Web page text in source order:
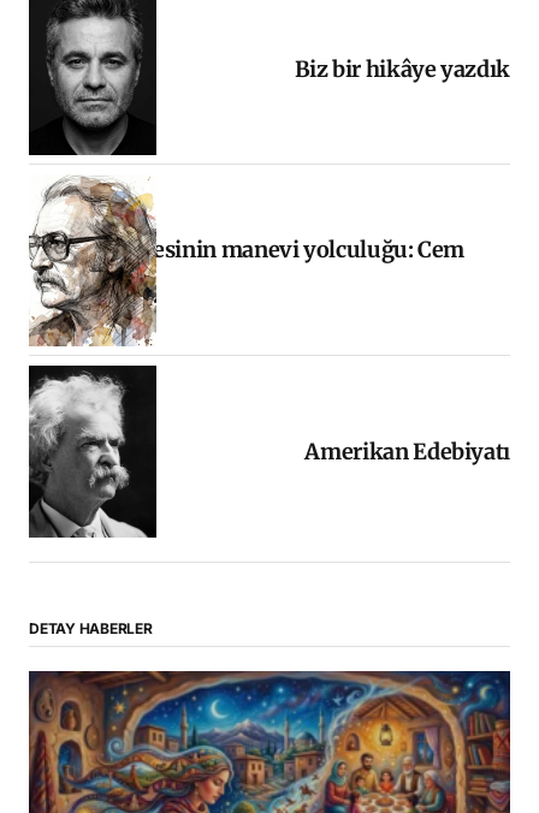
Biz bir hikâye yazdık
Halkın sesinin manevi yolculuğu: Cem
Karaca
Amerikan Edebiyatı
DETAY HABERLER